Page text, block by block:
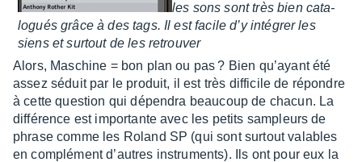
les sons sont très bien cata­
lo­gués grâce à des tags. Il est facile d’y inté­grer les
siens et surtout de les retrou­ver
Alors, Maschine = bon plan ou pas ? Bien qu’ayant été
assez séduit par le produit, il est très diffi­cile de répondre
à cette ques­tion qui dépen­dra beau­coup de chacun. La
diffé­rence est impor­tante avec les petits sampleurs de
phrase comme les Roland SP (qui sont surtout valables
en complé­ment d’autres instru­ments). Ils ont pour eux la